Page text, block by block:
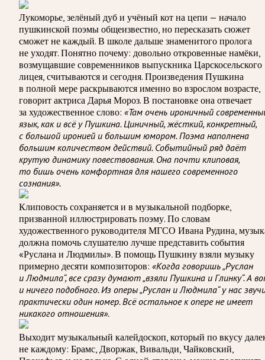
Лукоморье, зелёный дуб и учёный кот на цепи — начало
пушкинской поэмы общеизвестно, но пересказать сюжет
сможет не каждый. В школе дальше знаменитого пролога
не уходят. Понятно почему: довольно откровенные намёки,
возмущавшие современников выпускника Царскосельского
лицея, считываются и сегодня. Произведения Пушкина
в полной мере раскрываются именно во взрослом возрасте,
говорит актриса Дарья Мороз. В постановке она отвечает
за художественное слово: «Там очень ироничный
язык, как и всё у Пушкина. Циничный, жёсткий, конкретный,
с большой иронией и большим юмором. Поэма наполнена
большим количеством действий. Событийный ряд даёт
крутую динамику повествования. Она почти клиповая,
то бишь очень комфортная для нашего современного
сознания».
Клиповость сохраняется и в музыкальной подборке,
призванной иллюстрировать поэму. По словам
художественного руководителя МГСО Ивана Рудина,
должна помочь слушателю лучше представить события
«Руслана и Людмилы». В помощь Пушкину взяли музыку
примерно десяти композиторов: «Когда говоришь „Руслан
и Людмила“, все сразу думают „взяли Пушкина и Глинку“. А
и ничего подобного. Из оперы „Руслан и Людмила“ у нас
практически один номер. Всё остальное к опере не имеет
никакого отношения».
Выходит музыкальный калейдоскоп, который по вкусу
не каждому: Брамс, Дворжак, Вивальди, Чайковский,